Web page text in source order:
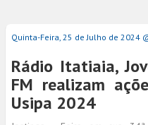
Quinta-Feira, 25 de Julho de 2024
Rádio Itatiaia,
FM realizam
Usipa 2024